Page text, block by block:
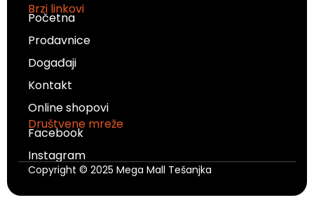
Brzi linkovi
Početna
Prodavnice
Događaji
Kontakt
Online shopovi
Društvene mreže
Facebook
Instagram
Copyright © 2025 Mega Mall Tešanjka